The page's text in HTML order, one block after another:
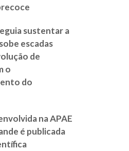
sustentar a
escadas
de
o
do
na APAE
é publicada